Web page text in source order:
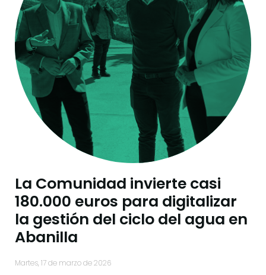
La Comunidad invierte casi
180.000 euros para digitalizar
la gestión del ciclo del agua en
Abanilla
martes, 17 de marzo de 2026